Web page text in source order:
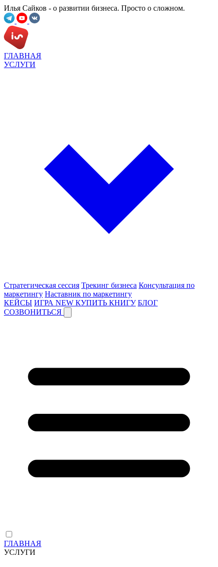
Илья Сайков - о развитии бизнеса. Просто о сложном.
ГЛАВНАЯ
УСЛУГИ
Стратегическая сессия Трекинг бизнеса Консультация по
маркетингу Наставник по маркетингу
КЕЙСЫ ИГРА NEW КУПИТЬ КНИГУ БЛОГ
СОЗВОНИТЬСЯ
ГЛАВНАЯ
УСЛУГИ